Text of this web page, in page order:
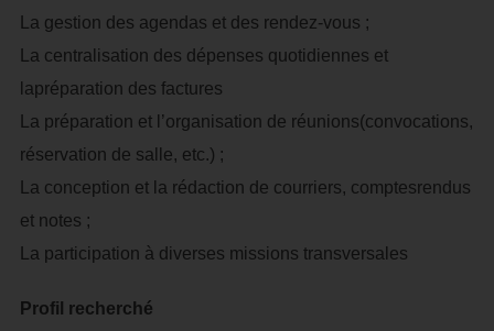
La gestion des agendas et des rendez-vous ;
La centralisation des dépenses quotidiennes et
lapréparation des factures
La préparation et l’organisation de réunions(convocations,
réservation de salle, etc.) ;
La conception et la rédaction de courriers, comptesrendus
et notes ;
La participation à diverses missions transversales
Profil recherché